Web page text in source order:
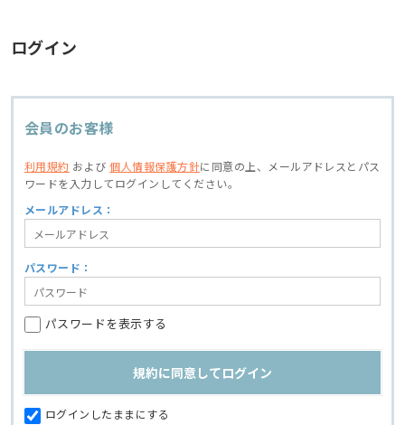
ログイン
会員のお客様
利用規約 および個人情報保護方針に同意の上、
メールアドレスとパス
ワードを入力してログインしてください。
メールアドレス：
パスワード：
パスワードを表示する
ログインしたままにする